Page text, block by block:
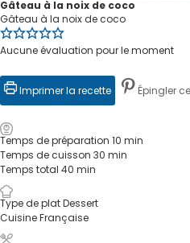
Gâteau à la noix de coco
Gâteau à la noix de coco
Aucune évaluation pour le moment
Imprimer la recette Épingler
Temps de préparation 10 min
Temps de cuisson 30 min
Temps total 40 min
Type de platDessert
CuisineFrançaise